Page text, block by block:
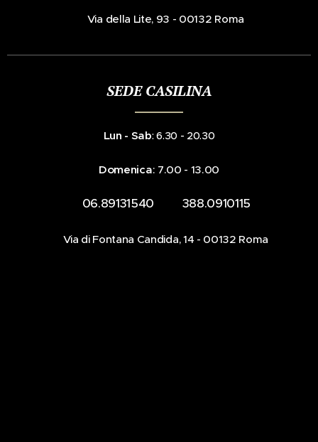
📍Via della Lite, 93 - 00132 Roma
SEDE CASILINA
Lun - Sab: 6.30 - 20.30
Domenica: 7.00 - 13.00
☎️ 06.89131540 📞 388.0910115
📍Via di Fontana Candida, 14 - 00132 Roma